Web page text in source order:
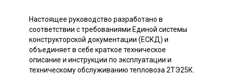
Настоящее руководство разработано в
соответствии с требованиями Единой системы
конструкторской документации (ЕСКД) и
объединяет в себе краткое техническое
описание и инструкции по эксплуатации и
техническому обслуживанию тепловоза 2ТЭ25К.